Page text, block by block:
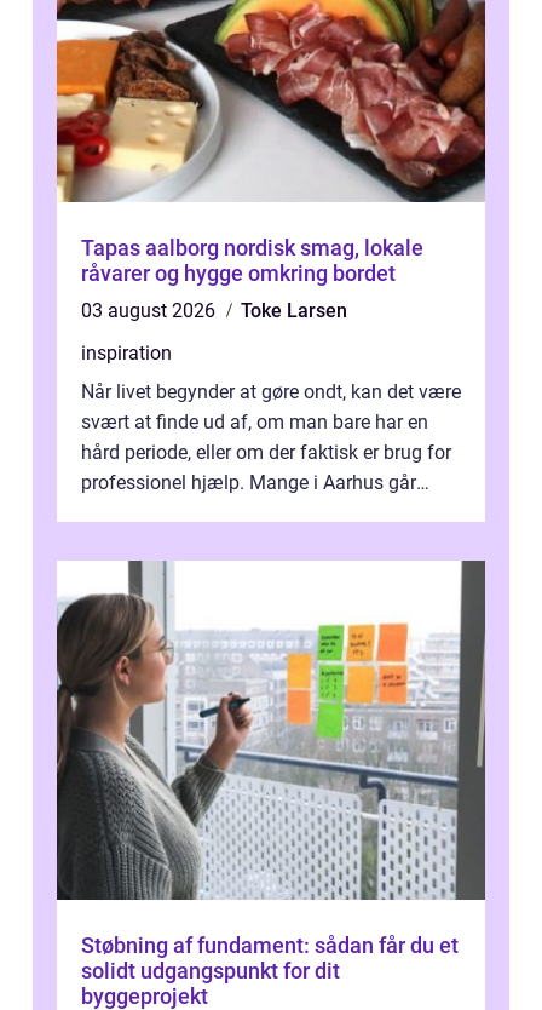
Tapas aalborg nordisk smag, lokale
råvarer og hygge omkring bordet
03 august 2026
Toke Larsen
inspiration
Når livet begynder at gøre ondt, kan det være
svært at finde ud af, om man bare har en
hård periode, eller om der faktisk er brug for
professionel hjælp. Mange i Aarhus går
Støbning af fundament: sådan får du et
solidt udgangspunkt for dit
byggeprojekt